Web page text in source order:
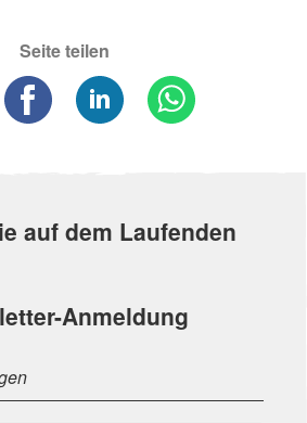
Seite teilen
auf dem Laufenden
Anmeldung